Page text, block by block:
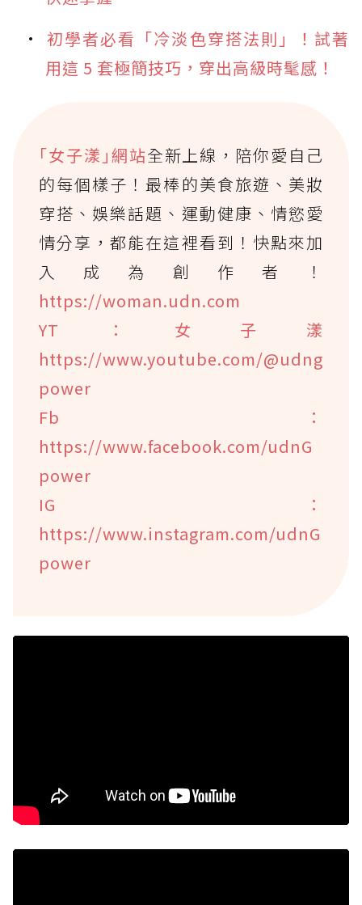
初學者必看「冷淡色穿搭法則」！試著
用這 5 套極簡技巧，穿出高級時髦感！
｢女子漾｣網站全新上線，陪你愛自己
的每個樣子！最棒的美食旅遊、美妝
穿搭、娛樂話題、運動健康、情慾愛
情分享，都能在這裡看到！快點來加
入成為創作者！
https://woman.udn.com
YT：女子漾
https://www.youtube.com/@udng
power
Fb：
https://www.facebook.com/udnG
power
IG：
https://www.instagram.com/udnG
power